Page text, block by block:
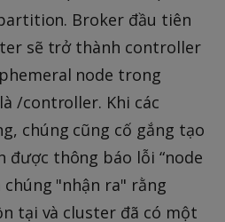
Broker đầu tiên
sẽ trở thành controller
node trong
/controller. Khi các
chúng cũng cố gắng tạo
được thông báo lỗi “node
chúng "nhận ra" rằng
tại và cluster đã có một